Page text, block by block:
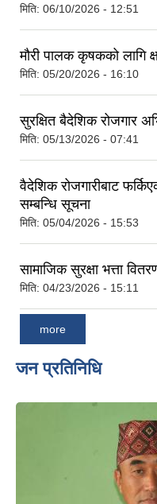
मिति: 06/10/2026 - 12:51
मौरी पालक कृषकको लागि
मिति: 05/20/2026 - 16:10
सुरक्षित बैदेशिक रोजगार
मिति: 05/13/2026 - 07:41
वैदेशिक रोजगारीबाट
सम्बन्धि सूचना
मिति: 05/04/2026 - 15:53
सामाजिक सुरक्षा भत्ता
मिति: 04/23/2026 - 15:11
more
जन प्रतिनिधि